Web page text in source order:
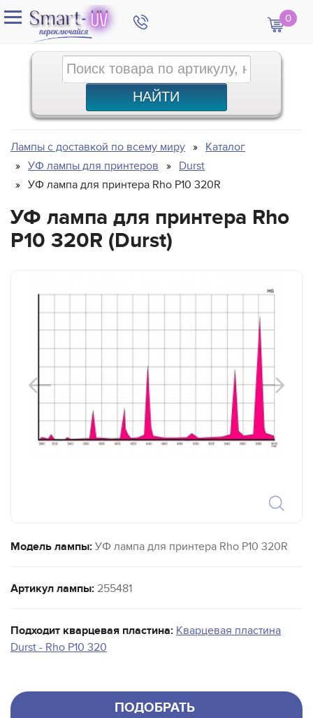
0
Лампы с доставкой по всему миру
Каталог
УФ лампы для принтеров
Durst
УФ лампа для принтера Rho P10 320R
УФ лампа для принтера Rho
P10 320R (Durst)
Модель лампы: УФ лампа для принтера Rho P10 320R
Артикул лампы: 255481
Подходит кварцевая пластина: Кварцевая пластина
Durst - Rho P10 320
ПОДОБРАТЬ